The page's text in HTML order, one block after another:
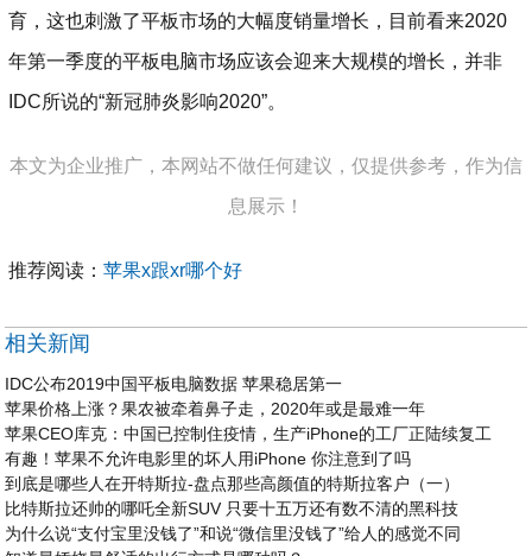
育，这也刺激了平板市场的大幅度销量增长，目前看来2020
年第一季度的平板电脑市场应该会迎来大规模的增长，并非
IDC所说的“新冠肺炎影响2020”。
本文为企业推广，本网站不做任何建议，仅提供参考，作为信
息展示！
推荐阅读：苹果x跟xr哪个好
相关新闻
IDC公布2019中国平板电脑数据 苹果稳居第一
苹果价格上涨？果农被牵着鼻子走，2020年或是最难一年
苹果CEO库克：中国已控制住疫情，生产iPhone的工厂正陆续复工
有趣！苹果不允许电影里的坏人用iPhone 你注意到了吗
到底是哪些人在开特斯拉-盘点那些高颜值的特斯拉客户（一）
比特斯拉还帅的哪吒全新SUV 只要十五万还有数不清的黑科技
为什么说“支付宝里没钱了”和说“微信里没钱了”给人的感觉不同